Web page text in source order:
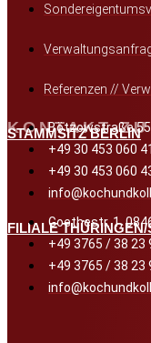
Referenzen //
KONTAKT
STAMMSITZ BERLIN
Bötzowstraße
+49 30 453 060 41
+49 30 453 060
FILIALEGoethestr. 1,
+49 3765 / 38 23
+49 3765 / 38 23